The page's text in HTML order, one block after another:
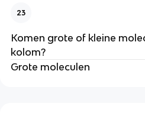
23
Komen grote of kleine
kolom?
Grote moleculen